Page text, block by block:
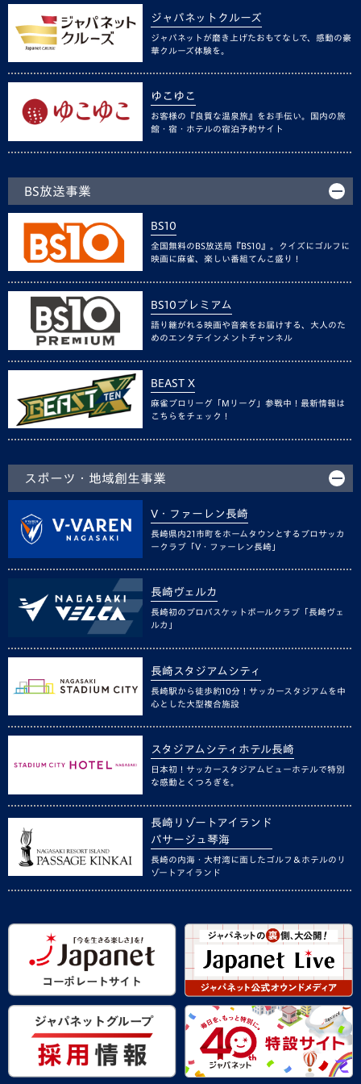
ジャパネットクルーズ
ジャパネットが磨き上げたおもてなしで、感動の豪
華クルーズ体験を。
ゆこゆこ
お客様の『良質な温泉旅』をお手伝い。国内の旅
館・宿・ホテルの宿泊予約サイト
BS放送事業
BS10
全国無料のBS放送局『BS10』。クイズにゴルフに
映画に麻雀、楽しい番組てんこ盛り！
BS10プレミアム
語り継がれる映画や音楽をお届けする、大人のた
めのエンタテインメントチャンネル
BEAST X
麻雀プロリーグ「Mリーグ」参戦中！最新情報は
こちらをチェック！
スポーツ・地域創生事業
V・ファーレン長崎
長崎県内21市町をホームタウンとするプロサッカ
ークラブ「V・ファーレン長崎」
長崎ヴェルカ
長崎初のプロバスケットボールクラブ「長崎ヴェ
ルカ」
長崎スタジアムシティ
長崎駅から徒歩約10分！サッカースタジアムを中
心とした大型複合施設
スタジアムシティホテル長崎
日本初！サッカースタジアムビューホテルで特別
な感動とくつろぎを。
長崎リゾートアイランド
パサージュ琴海
長崎の内海・大村湾に面したゴルフ＆ホテルのリ
ゾートアイランド